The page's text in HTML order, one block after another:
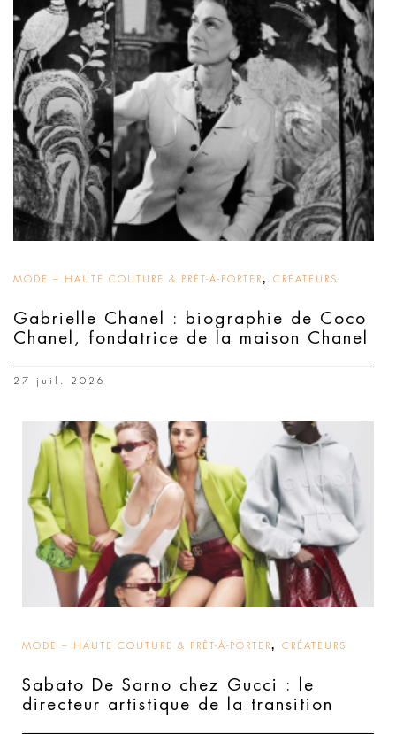
MODE – HAUTE COUTURE & PRÊT-À-PORTER, CRÉATEURS
Gabrielle Chanel : biographie de Coco
Chanel, fondatrice de la maison Chanel
27 juil. 2026
MODE – HAUTE COUTURE & PRÊT-À-PORTER, CRÉATEURS
Sabato De Sarno chez Gucci : le
directeur artistique de la transition